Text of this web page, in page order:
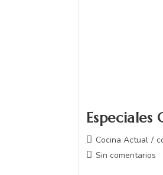
Especiales
Cocina Actual /
Sin comentarios